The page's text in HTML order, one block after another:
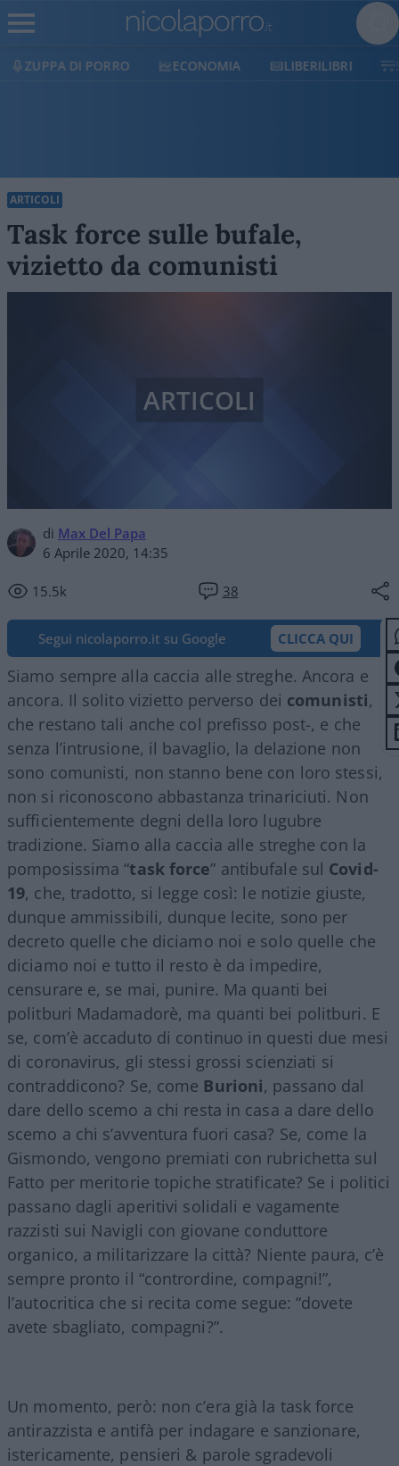
ECONOMIA LIBERILIBRI SHOP SOSTIENICI
ARTICOLI
Task force sulle bufale,
vizietto da comunisti
di Max Del Papa
6 Aprile 2020, 14:35
15.5k 38
ARTICOLI
Segui nicolaporro.it su Google CLICCA QUI
Siamo sempre alla caccia alle streghe. Ancora e
ancora. Il solito vizietto perverso dei comunisti,
che restano tali anche col prefisso post-, e che
senza l’intrusione, il bavaglio, la delazione non
sono comunisti, non stanno bene con loro stessi,
non si riconoscono abbastanza trinariciuti. Non
sufficientemente degni della loro lugubre
tradizione. Siamo alla caccia alle streghe con la
pomposissima “task force” antibufale sul Covid-
19, che, tradotto, si legge così: le notizie giuste,
dunque ammissibili, dunque lecite, sono per
decreto quelle che diciamo noi e solo quelle che
diciamo noi e tutto il resto è da impedire,
censurare e, se mai, punire. Ma quanti bei
politburi Madamadorè, ma quanti bei politburi. E
se, com’è accaduto di continuo in questi due mesi
di coronavirus, gli stessi grossi scienziati si
contraddicono? Se, come Burioni, passano dal
dare dello scemo a chi resta in casa a dare dello
scemo a chi s’avventura fuori casa? Se, come la
Gismondo, vengono premiati con rubrichetta sul
Fatto per meritorie topiche stratificate? Se i politici
passano dagli aperitivi solidali e vagamente
razzisti sui Navigli con giovane conduttore
organico, a militarizzare la città? Niente paura, c’è
sempre pronto il “contrordine, compagni!”,
l’autocritica che si recita come segue: “dovete
avete sbagliato, compagni?”.
Un momento, però: non c’era già la task force
antirazzista e antifà per indagare e sanzionare,
istericamente, pensieri & parole sgradevoli